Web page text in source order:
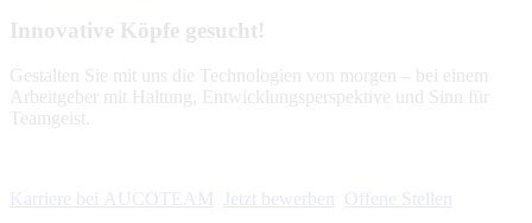
Innovative Köpfe gesucht!
Gestalten Sie mit uns die Technologien von morgen – bei einem
Arbeitgeber mit Haltung, Entwicklungsperspektive und Sinn für
Teamgeist.
Karriere bei AUCOTEAM Jetzt bewerben Offene Stellen